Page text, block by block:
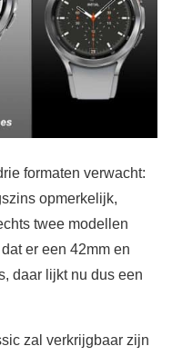
formaten verwacht:
opmerkelijk,
twee modellen
er een 42mm en
daar lijkt nu dus een
zal verkrijgbaar zijn